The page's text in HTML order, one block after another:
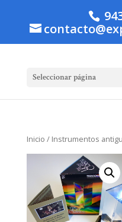
Seleccionar página
Inicio / Instrumentos